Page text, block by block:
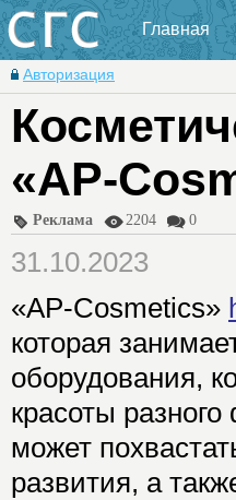
Главная
Авторизация
«AP-
Реклама 2204 0
31.10.2023
«AP-Cosmetics»
которая
оборудования,
красоты
может
развития, а